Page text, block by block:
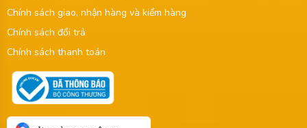
Chính sách giao, nhận hàng và kiểm hàng
Chính sách đổi trả
Chính sách thanh toán